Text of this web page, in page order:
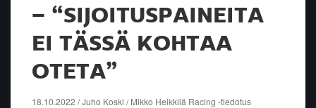
– “SIJOITUSPAINEITA
EI TÄSSÄ KOHTAA
OTETA”
18.10.2022 / Juho Koski / Mikko Heikkilä Racing -tiedotus